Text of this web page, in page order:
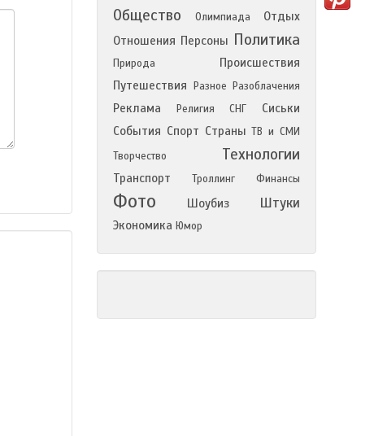
Общество Олимпиада
Отдых
Отношения Персоны Политика
Природа
Происшествия
Путешествия
Разное Разоблачения
Реклама Религия СНГ
Сиськи
События Спорт Страны ТВ и СМИ
Творчество
Технологии
Транспорт Троллинг Финансы
Фото Шоубиз Штуки
Экономика Юмор